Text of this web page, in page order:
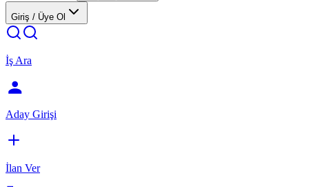
Giriş / Üye Ol
İş Ara
Aday Girişi
İlan Ver